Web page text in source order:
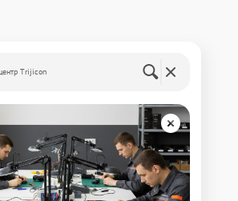
Trijicon